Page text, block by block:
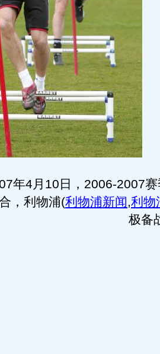
年4月10日，2006-2007赛
，利物浦(利物浦新闻,利物
极备